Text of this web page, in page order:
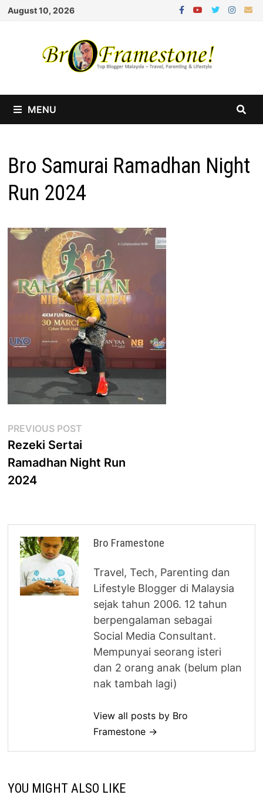
Skip
August 10, 2026
MENU
Bro Samurai Ramadhan Night
Run 2024
Post
navigation
PREVIOUS POST
Rezeki Sertai
Ramadhan Night Run
2024
Bro Framestone
Travel, Tech, Parenting dan
Lifestyle Blogger di Malaysia
sejak tahun 2006. 12 tahun
berpengalaman sebagai
Social Media Consultant.
Mempunyai seorang isteri
dan 2 orang anak (belum plan
nak tambah lagi)
View all posts by Bro
Framestone →
YOU MIGHT ALSO LIKE